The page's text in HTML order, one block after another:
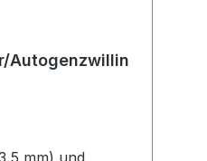
Autogenzwillin